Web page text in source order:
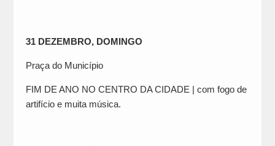
31 DEZEMBRO, DOMINGO
Praça do Município
FIM DE ANO NO CENTRO DA CIDADE | com fogo de
artifício e muita música.